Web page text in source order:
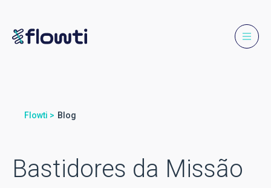
Flowti > Blog
Bastidores da Missão